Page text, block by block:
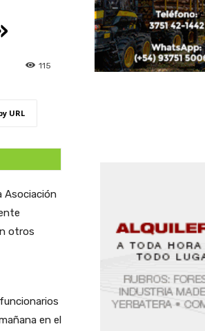
115
URL
Asociación
otros
en el